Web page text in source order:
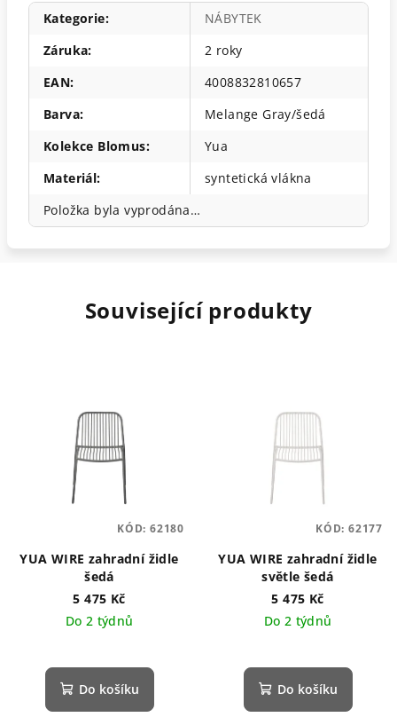
Kategorie:
NÁBYTEK
Záruka:
2 roky
EAN:
4008832810657
Barva:
Melange Gray/šedá
Kolekce Blomus:
Yua
Materiál:
syntetická vlákna
Položka byla vyprodána…
Související produkty
YUA WIRE zahradní židle
šedá
5 475 Kč
Do 2 týdnů
Do košíku
KÓD: 62180
YUA WIRE zahradní židle
světle šedá
5 475 Kč
Do 2 týdnů
Do košíku
KÓD: 62177